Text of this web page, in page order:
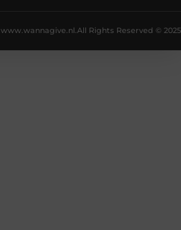
All Rights Reserved © 2025
www.wannagive.nl.